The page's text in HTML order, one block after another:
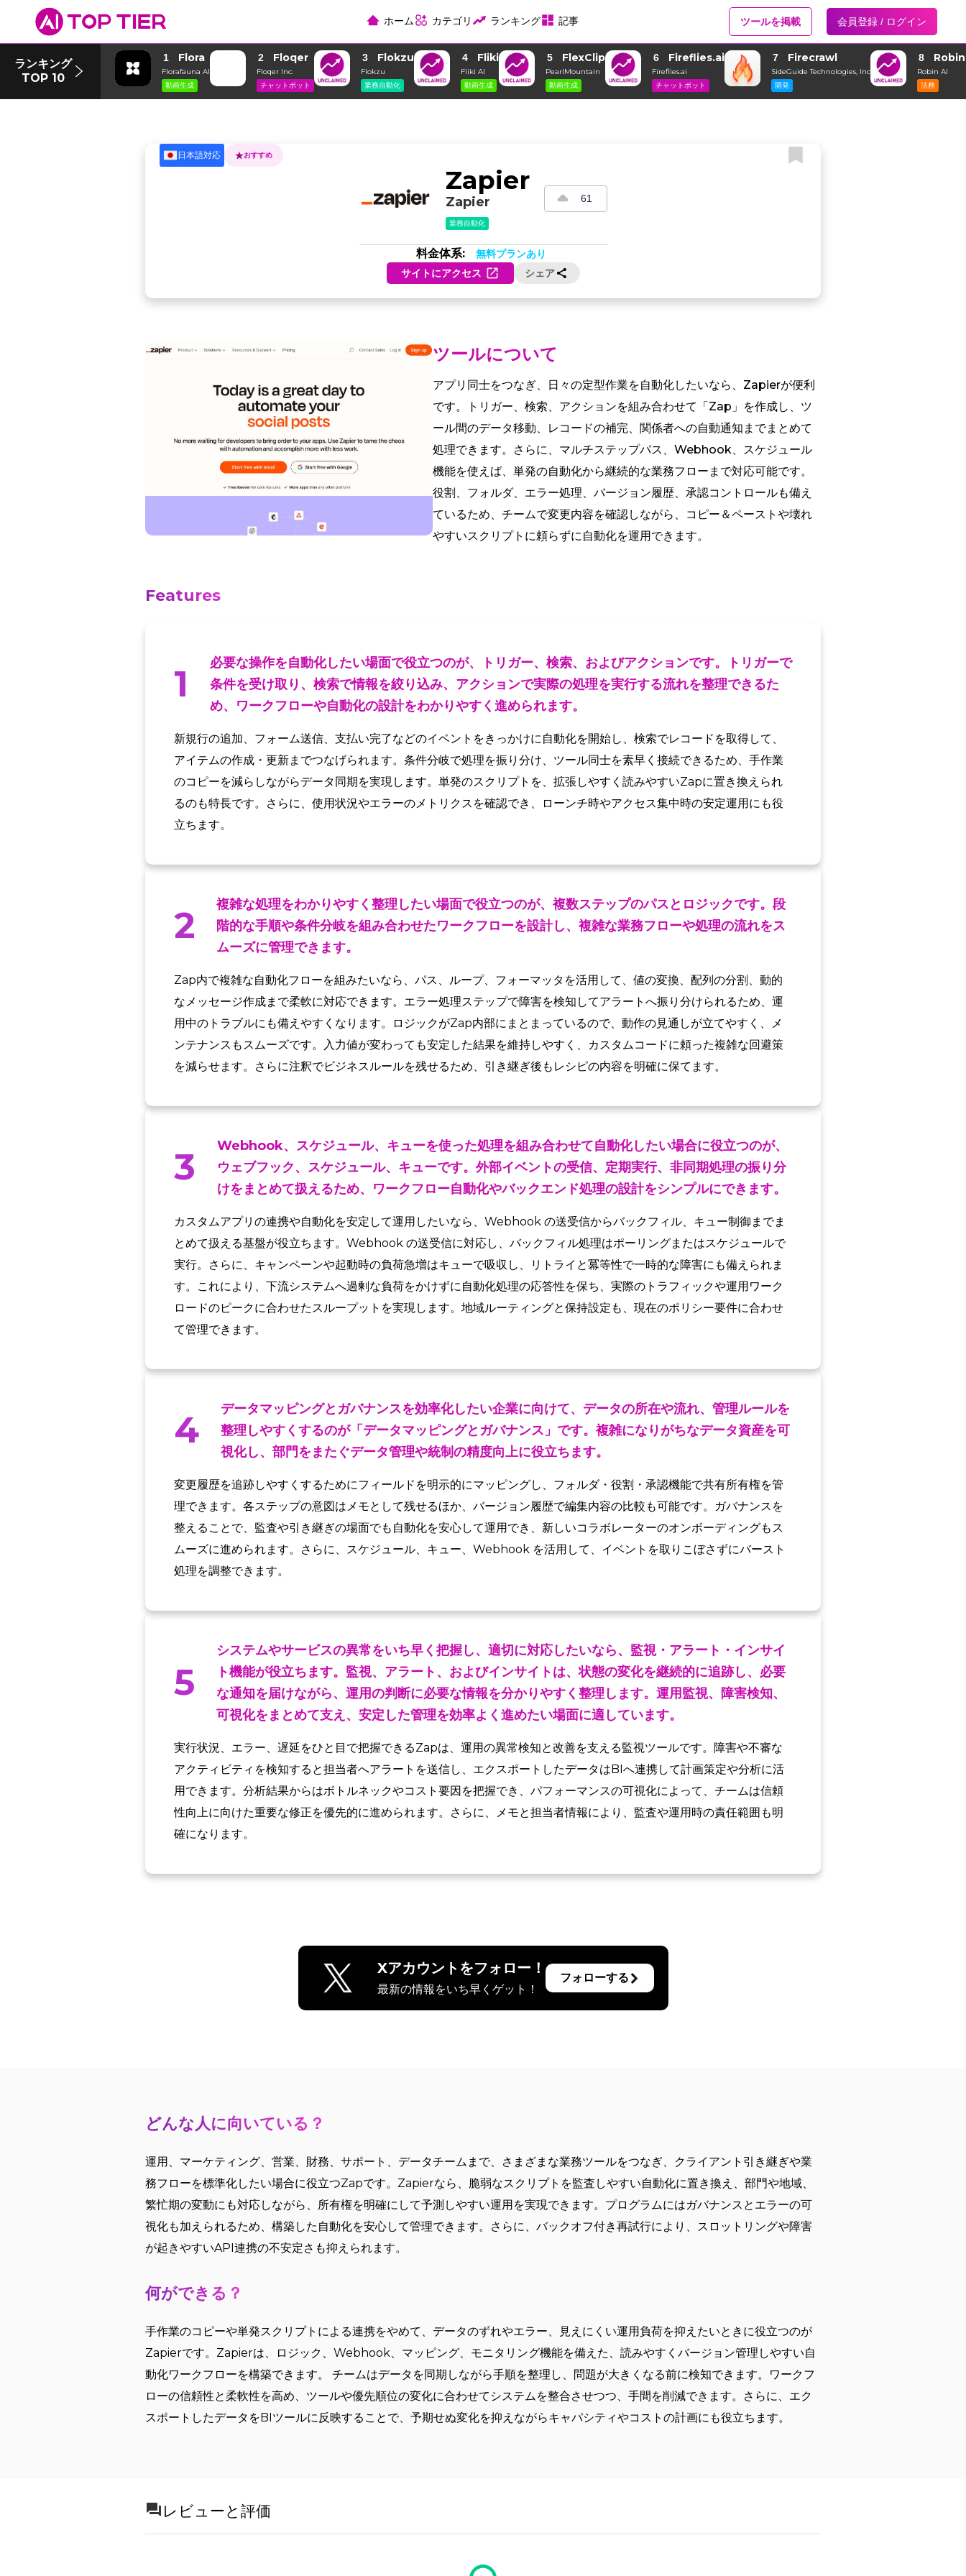
ホーム カテゴリ ランキング 記事 ツールを掲載 会員登録 / ログイン
ランキング
TOP 10
1 Flora
Florafauna AI
動画生成
2 Floqer
Floqer Inc.
チャットボット
3 Flokzu
Flokzu
業務自動化
4 Fliki
Fliki AI
動画生成
5 FlexClip
PearlMountain
動画生成
6 Fireflies.ai
Fireflies.ai
チャットボット
7 Firecrawl
SideGuide Technologies, Inc
開発
8
Robin AI
法務
日本語対応 おすすめ
Zapier
Zapier
業務自動化
61
料金体系: 無料プランあり
サイトにアクセス シェア
ツールについて
アプリ同士をつなぎ、日々の定型作業を自動化したいなら、Zapierが便利
です。トリガー、検索、アクションを組み合わせて「Zap」を作成し、ツ
ール間のデータ移動、レコードの補完、関係者への自動通知までまとめて
処理できます。さらに、マルチステップパス、Webhook、スケジュール
機能を使えば、単発の自動化から継続的な業務フローまで対応可能です。
役割、フォルダ、エラー処理、バージョン履歴、承認コントロールも備え
ているため、チームで変更内容を確認しながら、コピー＆ペーストや壊れ
やすいスクリプトに頼らずに自動化を運用できます。
Features
1
必要な操作を自動化したい場面で役立つのが、トリガー、検索、およびアクションです。トリガーで
条件を受け取り、検索で情報を絞り込み、アクションで実際の処理を実行する流れを整理できるた
め、ワークフローや自動化の設計をわかりやすく進められます。
新規行の追加、フォーム送信、支払い完了などのイベントをきっかけに自動化を開始し、検索でレコードを取得して、
アイテムの作成・更新までつなげられます。条件分岐で処理を振り分け、ツール同士を素早く接続できるため、手作業
のコピーを減らしながらデータ同期を実現します。単発のスクリプトを、拡張しやすく読みやすいZapに置き換えられ
るのも特長です。さらに、使用状況やエラーのメトリクスを確認でき、ローンチ時やアクセス集中時の安定運用にも役
立ちます。
2
複雑な処理をわかりやすく整理したい場面で役立つのが、複数ステップのパスとロジックです。段
階的な手順や条件分岐を組み合わせたワークフローを設計し、複雑な業務フローや処理の流れをス
ムーズに管理できます。
Zap内で複雑な自動化フローを組みたいなら、パス、ループ、フォーマッタを活用して、値の変換、配列の分割、動的
なメッセージ作成まで柔軟に対応できます。エラー処理ステップで障害を検知してアラートへ振り分けられるため、運
用中のトラブルにも備えやすくなります。ロジックがZap内部にまとまっているので、動作の見通しが立てやすく、メ
ンテナンスもスムーズです。入力値が変わっても安定した結果を維持しやすく、カスタムコードに頼った複雑な回避策
を減らせます。さらに注釈でビジネスルールを残せるため、引き継ぎ後もレシピの内容を明確に保てます。
3
Webhook、スケジュール、キューを使った処理を組み合わせて自動化したい場合に役立つのが、
ウェブフック、スケジュール、キューです。外部イベントの受信、定期実行、非同期処理の振り分
けをまとめて扱えるため、ワークフロー自動化やバックエンド処理の設計をシンプルにできます。
カスタムアプリの連携や自動化を安定して運用したいなら、Webhook の送受信からバックフィル、キュー制御までま
とめて扱える基盤が役立ちます。Webhook の送受信に対応し、バックフィル処理はポーリングまたはスケジュールで
実行。さらに、キャンペーンや起動時の負荷急増はキューで吸収し、リトライと冪等性で一時的な障害にも備えられま
す。これにより、下流システムへ過剰な負荷をかけずに自動化処理の応答性を保ち、実際のトラフィックや運用ワーク
ロードのピークに合わせたスループットを実現します。地域ルーティングと保持設定も、現在のポリシー要件に合わせ
て管理できます。
4
データマッピングとガバナンスを効率化したい企業に向けて、データの所在や流れ、管理ルールを
整理しやすくするのが「データマッピングとガバナンス」です。複雑になりがちなデータ資産を可
視化し、部門をまたぐデータ管理や統制の精度向上に役立ちます。
変更履歴を追跡しやすくするためにフィールドを明示的にマッピングし、フォルダ・役割・承認機能で共有所有権を管
理できます。各ステップの意図はメモとして残せるほか、バージョン履歴で編集内容の比較も可能です。ガバナンスを
整えることで、監査や引き継ぎの場面でも自動化を安心して運用でき、新しいコラボレーターのオンボーディングもス
ムーズに進められます。さらに、スケジュール、キュー、Webhook を活用して、イベントを取りこぼさずにバースト
処理を調整できます。
5
システムやサービスの異常をいち早く把握し、適切に対応したいなら、監視・アラート・インサイ
ト機能が役立ちます。監視、アラート、およびインサイトは、状態の変化を継続的に追跡し、必要
な通知を届けながら、運用の判断に必要な情報を分かりやすく整理します。運用監視、障害検知、
可視化をまとめて支え、安定した管理を効率よく進めたい場面に適しています。
実行状況、エラー、遅延をひと目で把握できるZapは、運用の異常検知と改善を支える監視ツールです。障害や不審な
アクティビティを検知すると担当者へアラートを送信し、エクスポートしたデータはBIへ連携して計画策定や分析に活
用できます。分析結果からはボトルネックやコスト要因を把握でき、パフォーマンスの可視化によって、チームは信頼
性向上に向けた重要な修正を優先的に進められます。さらに、メモと担当者情報により、監査や運用時の責任範囲も明
確になります。
Xアカウントをフォロー！
最新の情報をいち早くゲット！
フォローする
どんな人に向いている？
運用、マーケティング、営業、財務、サポート、データチームまで、さまざまな業務ツールをつなぎ、クライアント引き継ぎや業
務フローを標準化したい場合に役立つZapです。Zapierなら、脆弱なスクリプトを監査しやすい自動化に置き換え、部門や地域、
繁忙期の変動にも対応しながら、所有権を明確にして予測しやすい運用を実現できます。プログラムにはガバナンスとエラーの可
視化も加えられるため、構築した自動化を安心して管理できます。さらに、バックオフ付き再試行により、スロットリングや障害
が起きやすいAPI連携の不安定さも抑えられます。
何ができる？
手作業のコピーや単発スクリプトによる連携をやめて、データのずれやエラー、見えにくい運用負荷を抑えたいときに役立つのが
Zapierです。Zapierは、ロジック、Webhook、マッピング、モニタリング機能を備えた、読みやすくバージョン管理しやすい自
動化ワークフローを構築できます。 チームはデータを同期しながら手順を整理し、問題が大きくなる前に検知できます。ワークフ
ローの信頼性と柔軟性を高め、ツールや優先順位の変化に合わせてシステムを整合させつつ、手間を削減できます。さらに、エク
スポートしたデータをBIツールに反映することで、予期せぬ変化を抑えながらキャパシティやコストの計画にも役立ちます。
レビューと評価